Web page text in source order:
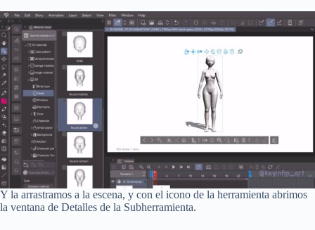
Y la arrastramos a la escena, y con el icono de la herramienta abrimos
la ventana de Detalles de la Subherramienta.